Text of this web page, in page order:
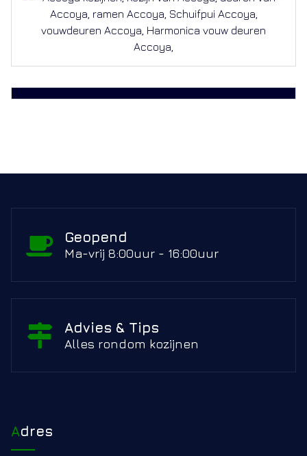
Geopend
Ma-vrij 8:00uur - 16:00uur
Advies & Tips
Alles rondom kozijnen
Adres